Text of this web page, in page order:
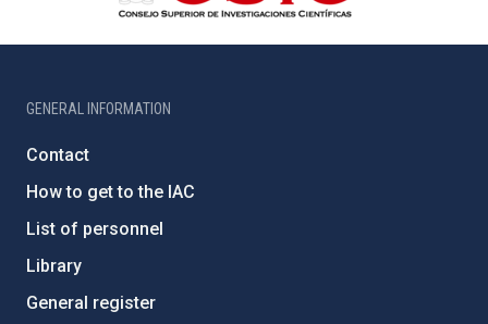
GENERAL INFORMATION
Contact
How to get to the IAC
List of personnel
Library
General register